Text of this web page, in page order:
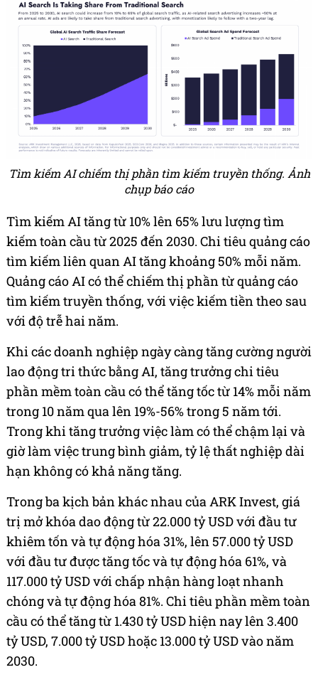
Tìm kiếm AI chiếm thị phần tìm kiếm truyền thống. Ảnh
chụp báo cáo
Tìm kiếm AI tăng từ 10% lên 65% lưu lượng tìm
kiếm toàn cầu từ 2025 đến 2030. Chi tiêu quảng cáo
tìm kiếm liên quan AI tăng khoảng 50% mỗi năm.
Quảng cáo AI có thể chiếm thị phần từ quảng cáo
tìm kiếm truyền thống, với việc kiếm tiền theo sau
với độ trễ hai năm.
Khi các doanh nghiệp ngày càng tăng cường người
lao động tri thức bằng AI, tăng trưởng chi tiêu
phần mềm toàn cầu có thể tăng tốc từ 14% mỗi năm
trong 10 năm qua lên 19%-56% trong 5 năm tới.
Trong khi tăng trưởng việc làm có thể chậm lại và
giờ làm việc trung bình giảm, tỷ lệ thất nghiệp dài
hạn không có khả năng tăng.
Trong ba kịch bản khác nhau của ARK Invest, giá
trị mở khóa dao động từ 22.000 tỷ USD với đầu tư
khiêm tốn và tự động hóa 31%, lên 57.000 tỷ USD
với đầu tư được tăng tốc và tự động hóa 61%, và
117.000 tỷ USD với chấp nhận hàng loạt nhanh
chóng và tự động hóa 81%. Chi tiêu phần mềm toàn
cầu có thể tăng từ 1.430 tỷ USD hiện nay lên 3.400
tỷ USD, 7.000 tỷ USD hoặc 13.000 tỷ USD vào năm
2030.